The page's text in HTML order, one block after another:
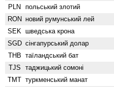
PLN польський злотий
RON новий румунський лей
SEK шведська крона
SGD сінгапурський долар
THB таїландський бат
TJS таджицький сомоні
TMT туркменський манат